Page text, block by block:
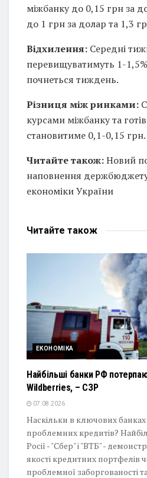
міжбанку до 0,15 грн за
до 1 грн за долар та 1,3
Відхилення: Середні
перевищуватимуть 1-
почнеться тиждень.
Різниця між ринками:
курсами міжбанку та
становитиме 0,1-0,15 грн.
Читайте також:Новий
наповнення
економіки України
Читайте також
ЕКОНОМІКА
Найбільші банки РФ
Wildberries, – СЗР
07.08.2026
Наскільки в ключових
проблемних кредитів?
Росії - "Сбер" і "ВТБ" -
якості кредитних портфелів
проблемної заборгованості